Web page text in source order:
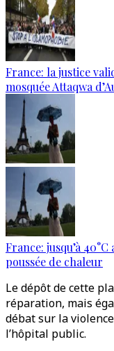
France: la justice
mosquée Attaqwa
France: jusqu’à
poussée de chaleur
Le dépôt de cette
réparation, mais
débat sur la
l’hôpital public.